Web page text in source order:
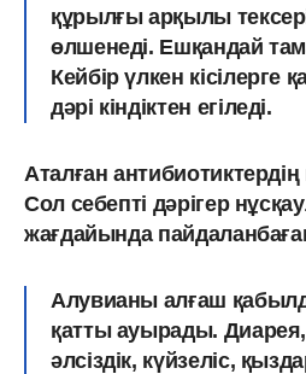
құрылғы арқылы
өлшенеді. Ешқандай
Кейбір үлкен
дәрі кіндіктен егіледі.
Аталған антибиотиктердің
Сол себепті дәрігер
жағдайында
Алувианы алғаш
қатты ауырады.
әлсіздік, күйзеліс,